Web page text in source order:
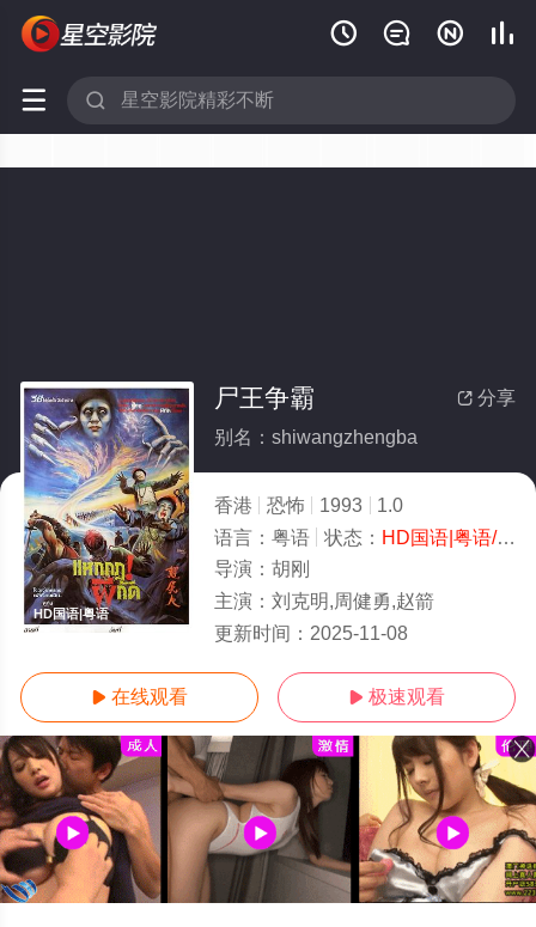
   
 
HD国语|粤语
 分享
尸王争霸
别名：shiwangzhengba
香港 恐怖 1993
1.0
语言： 粤语 状态： HD国语|粤语/高清
导演： 胡刚
主演： 刘克明,周健勇,赵箭
更新时间： 2025-11-08
 在线观看  极速观看